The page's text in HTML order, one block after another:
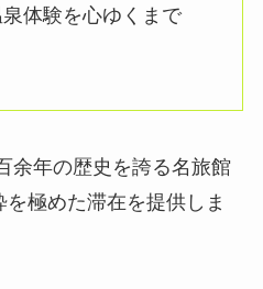
体験を心ゆくまで
余年の歴史を誇る名旅館
極めた滞在を提供しま